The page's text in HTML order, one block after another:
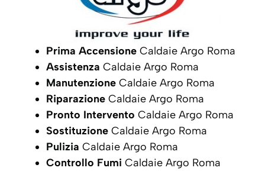
Prima Accensione Caldaie Argo Roma
Assistenza Caldaie Argo Roma
Manutenzione Caldaie Argo Roma
Riparazione Caldaie Argo Roma
Pronto Intervento Caldaie Argo Roma
Sostituzione Caldaie Argo Roma
Pulizia Caldaie Argo Roma
Controllo Fumi Caldaie Argo Roma